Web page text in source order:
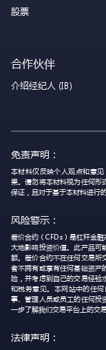
股票
合作伙伴
介绍经纪人 (IB)
免责声明：
本材料仅反映个人观点和意
果。请勿将本材料视为任何形
保证，且对于基于本材料进行
风险警示：
差价合约（CFDs）是杠杆金
大地影响投资价值。此产品可
额。差价合约不在任何交易所
者不拥有或享有任何基础资产
险，并考虑到自己的交易经验
和税务意见。本网站中的任
事、管理人员或员工的任何投
一步了解我们交易平台上的交易
法律声明：